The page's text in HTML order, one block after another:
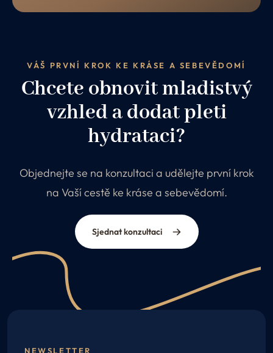
VÁŠ PRVNÍ KROK KE KRÁSE A SEBEVĚDOMÍ
Chcete obnovit mladistvý
vzhled a dodat pleti
hydrataci?
Objednejte se na konzultaci a udělejte první krok
na Vaší cestě ke kráse a sebevědomí.
Sjednat konzultaci
NEWSLETTER